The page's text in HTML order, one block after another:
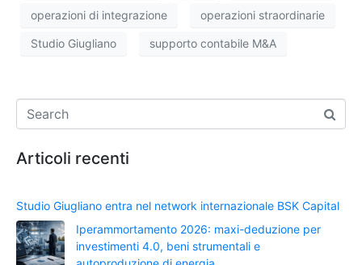
operazioni di integrazione operazioni straordinarie
Studio Giugliano supporto contabile M&A
Articoli recenti
Studio Giugliano entra nel network internazionale BSK Capital
Iperammortamento 2026: maxi-deduzione per
investimenti 4.0, beni strumentali e